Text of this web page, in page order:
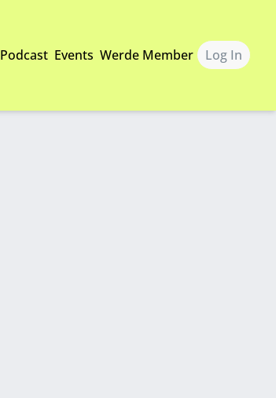
Podcast Events Werde Member Log In